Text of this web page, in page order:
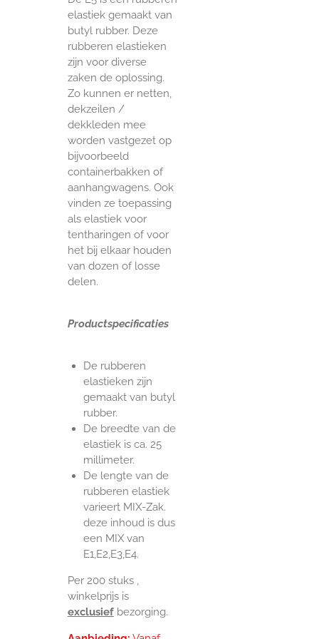
elastiek gemaakt van
butyl rubber. Deze
rubberen elastieken
zijn voor diverse
zaken de oplossing.
Zo kunnen er netten,
dekzeilen /
dekkleden mee
worden vastgezet op
bijvoorbeeld
containerbakken of
aanhangwagens. Ook
vinden ze toepassing
als elastiek voor
tentharingen of voor
het bij elkaar houden
van dozen of losse
delen.
Productspecificaties
De rubberen
elastieken zijn
gemaakt van butyl
rubber.
De breedte van de
elastiek is ca. 25
millimeter.
De lengte van de
rubberen elastiek
varieert MIX-Zak.
deze inhoud is dus
een MIX van
E1,E2,E3,E4.
Per 200 stuks ,
winkelprijs is
exclusiefbezorging.